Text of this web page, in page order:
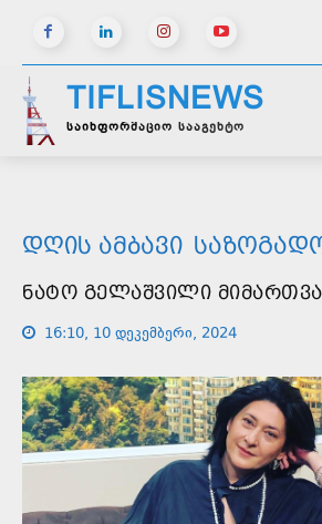
TIFLISNEWS
საინფორმაციო სააგენტო
ᲓᲦᲘᲡ ᲐᲛᲑᲐᲕᲘ
ᲜᲐᲢᲝ ᲒᲔᲚᲐᲨᲕᲘᲚᲘ
16:10, 10 დეკემბერი, 2024